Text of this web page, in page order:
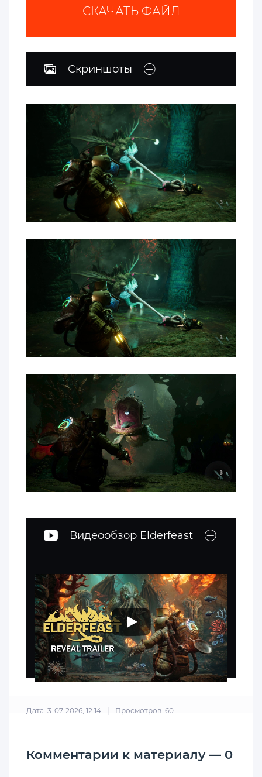
СКАЧАТЬ ФАЙЛ
Скриншоты
Видеообзор Elderfeast
Дата: 3-07-2026, 12:14 Просмотров: 60
Комментарии к материалу — 0